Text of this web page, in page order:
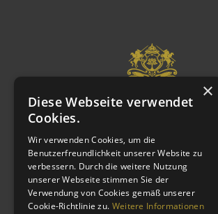
×
Diese Webseite verwendet
Cookies.
Wir verwenden Cookies, um die
Benutzerfreundlichkeit unserer Website zu
verbessern. Durch die weitere Nutzung
unserer Webseite stimmen Sie der
Verwendung von Cookies gemäß unserer
Cookie-Richtlinie zu. Weitere Informationen